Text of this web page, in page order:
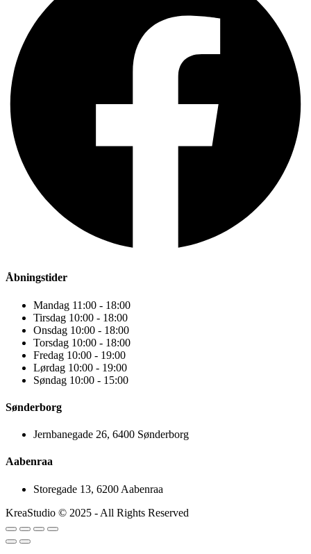
Åbningstider
Mandag 11:00 - 18:00
Tirsdag 10:00 - 18:00
Onsdag 10:00 - 18:00
Torsdag 10:00 - 18:00
Fredag 10:00 - 19:00
Lørdag 10:00 - 19:00
Søndag 10:00 - 15:00
Sønderborg
Jernbanegade 26, 6400 Sønderborg
Aabenraa
Storegade 13, 6200 Aabenraa
KreaStudio © 2025 - All Rights Reserved